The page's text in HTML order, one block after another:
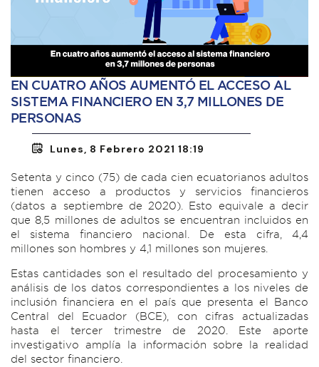
EN CUATRO AÑOS AUMENTÓ EL ACCESO AL
SISTEMA FINANCIERO EN 3,7 MILLONES DE
PERSONAS
Lunes, 8 Febrero 2021 18:19
Setenta y cinco (75) de cada cien ecuatorianos adultos
tienen acceso a productos y servicios financieros
(datos a septiembre de 2020). Esto equivale a decir
que 8,5 millones de adultos se encuentran incluidos en
el sistema financiero nacional. De esta cifra, 4,4
millones son hombres y 4,1 millones son mujeres.
Estas cantidades son el resultado del procesamiento y
análisis de los datos correspondientes a los niveles de
inclusión financiera en el país que presenta el Banco
Central del Ecuador (BCE), con cifras actualizadas
hasta el tercer trimestre de 2020. Este aporte
investigativo amplía la información sobre la realidad
del sector financiero.